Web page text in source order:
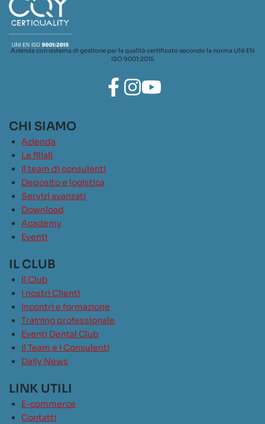
Azienda con sistema di gestione per la qualità certificato secondo la norma UNI EN
ISO 9001:2015
CHI SIAMO
Azienda
Le filiali
Il team di consulenti
Deposito e logistica
Servizi avanzati
Download
Academy
Eventi
IL CLUB
Il Club
I nostri Clienti
Incontri e formazione
Training professionale
Eventi Dental Club
Il Team e i Consulenti
Daily News
LINK UTILI
E-commerce
Contatti